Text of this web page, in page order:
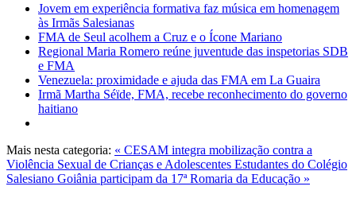
Jovem em experiência formativa faz música em homenagem
às Irmãs Salesianas
FMA de Seul acolhem a Cruz e o Ícone Mariano
Regional Maria Romero reúne juventude das inspetorias SDB
e FMA
Venezuela: proximidade e ajuda das FMA em La Guaira
Irmã Martha Séïde, FMA, recebe reconhecimento do governo
haitiano
Mais nesta categoria: « CESAM integra mobilização contra a
Violência Sexual de Crianças e Adolescentes Estudantes do Colégio
Salesiano Goiânia participam da 17ª Romaria da Educação »